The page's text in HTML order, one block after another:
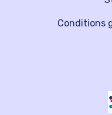
Conditions